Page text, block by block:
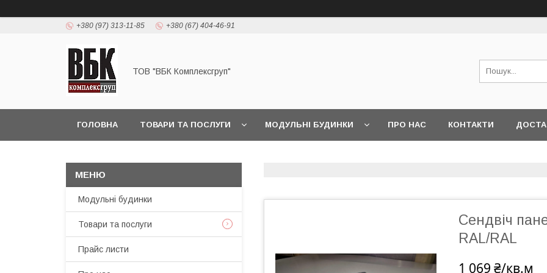
+380 (97) 313-11-85 +380 (67) 404-46-91
ТОВ "ВБК Комплексгруп"
ГОЛОВНА ТОВАРИ ТА ПОСЛУГИ МОДУЛЬНІ БУДИНКИ ПРО НАС КОНТАКТИ
Сендвіч
RAL/RAL
1 069 ₴/кв.м
Модульні будинки
Товари та послуги
Прайс листи